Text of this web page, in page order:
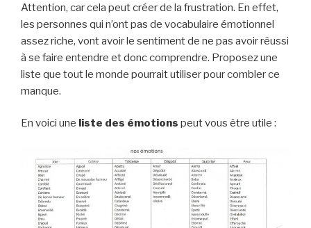
Attention, car cela peut créer de la frustration. En effet,
les personnes qui n’ont pas de vocabulaire émotionnel
assez riche, vont avoir le sentiment de ne pas avoir réussi
à se faire entendre et donc comprendre. Proposez une
liste que tout le monde pourrait utiliser pour combler ce
manque.
En voici une liste des émotions peut vous être utile :